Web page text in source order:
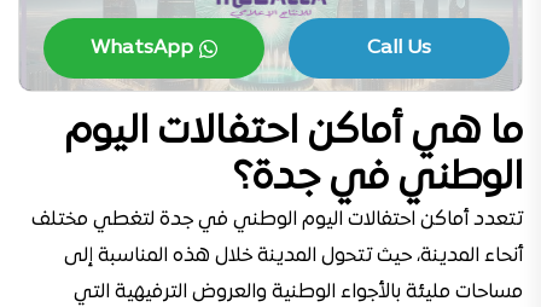
Call Us
WhatsApp
ما هي أماكن احتفالات اليوم
الوطني في جدة؟
تتعدد أماكن احتفالات اليوم الوطني في جدة لتغطي مختلف
أنحاء المدينة، حيث تتحول المدينة خلال هذه المناسبة إلى
مساحات مليئة بالأجواء الوطنية والعروض الترفيهية التي